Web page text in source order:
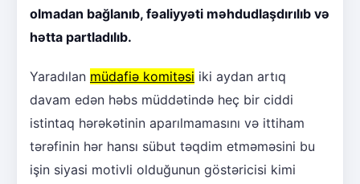
olmadan bağlanıb, fəaliyyəti məhdudlaşdırılıb və
hətta partladılıb.
Yaradılan müdafiə komitəsi iki aydan artıq
davam edən həbs müddətində heç bir ciddi
istintaq hərəkətinin aparılmamasını və ittiham
tərəfinin hər hansı sübut təqdim etməməsini bu
işin siyasi motivli olduğunun göstəricisi kimi